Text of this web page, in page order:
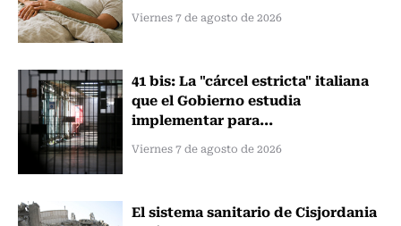
Viernes 7 de agosto de 2026
41 bis: La "cárcel estricta" italiana
que el Gobierno estudia
implementar para...
Viernes 7 de agosto de 2026
El sistema sanitario de Cisjordania